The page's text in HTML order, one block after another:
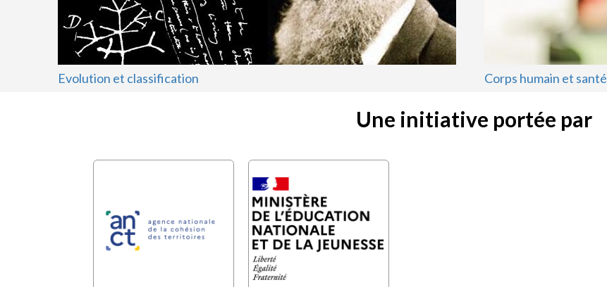
Evolution et classification Corps humain et santé
Une initiative portée par